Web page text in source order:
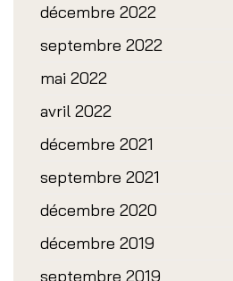
décembre 2022
septembre 2022
mai 2022
avril 2022
décembre 2021
septembre 2021
décembre 2020
décembre 2019
septembre 2019